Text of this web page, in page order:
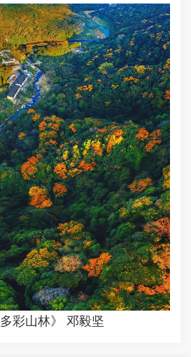
彩山林》 邓毅坚